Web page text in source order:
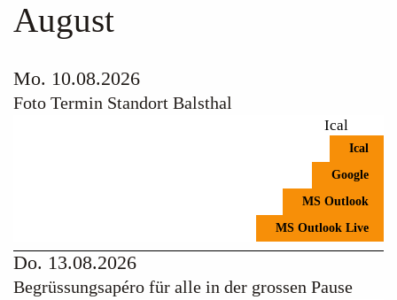
August
Mo. 10.08.2026
Foto Termin Standort Balsthal
Ical
Ical
Google
MS Outlook
MS Outlook Live
Do. 13.08.2026
Begrüssungsapéro für alle in der grossen Pause